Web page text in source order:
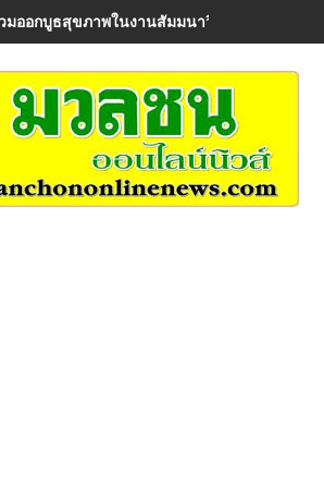
มออกบูธสุขภาพในงานสัมมนาวิชาการ AIA